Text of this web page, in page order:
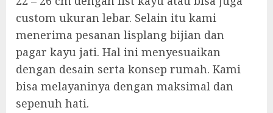
custom ukuran lebar. Selain itu kami
menerima pesanan lisplang bijian dan
pagar kayu jati. Hal ini menyesuaikan
dengan desain serta konsep rumah. Kami
bisa melayaninya dengan maksimal dan
sepenuh hati.